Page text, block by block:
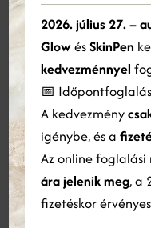
Arc + nyak +
90 perc
250 000 Ft
3 alkalmas bérlet
SkinCeuticals
405 000 Ft
3 alkalmas bérlet
SkinCeuticals
2026. július 27. –
GlowésSkinPen
kedvezménnyel
📅
A kedvezmény
igénybe, és a
Az online foglalási
ára jelenik meg, a
fizetéskor
Ez a weboldal
Cookie-kat használunk a
szabására és a forgalom
használatára vonatkozó
elemző partnereinkkel
információkkal,
amelyeket a
össze.
Bővebben
ÖSSZES